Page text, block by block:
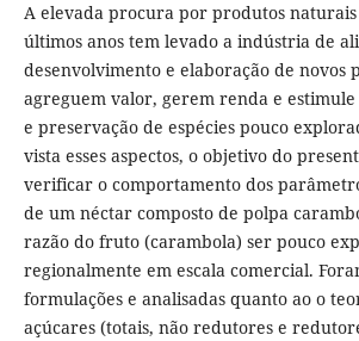
A elevada procura por produtos
últimos anos tem levado a indústria de
desenvolvimento e elaboração de novos
agreguem valor, gerem renda e
e preservação de espécies pouco
vista esses aspectos, o objetivo do
verificar o comportamento dos
de um néctar composto de polpa
razão do fruto (carambola) ser pouco
regionalmente em escala comercial.
formulações e analisadas quanto ao o
açúcares (totais, não redutores e